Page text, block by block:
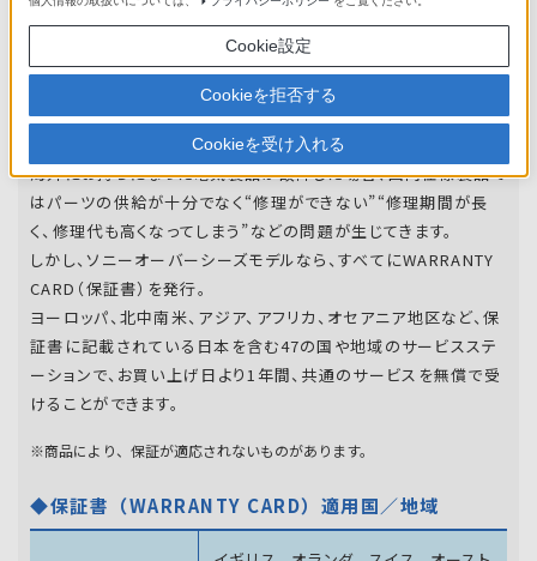
オーバーシーズモデルは、いろいろな国
地域で共通の保証を実施しています。
世界47の国や地域で共通の保証サービスを実施し
ています。
海外にお持ちになった電気製品が故障した場合、国内仕様製品で
はパーツの供給が十分でなく“修理ができない”“修理期間が長
く、修理代も高くなってしまう”などの問題が生じてきます。
しかし、ソニーオーバーシーズモデルなら、すべてにWARRANTY
CARD（保証書）を発行。
ヨーロッパ、北中南米、アジア、アフリカ、オセアニア地区など、保
証書に記載されている日本を含む47の国や地域のサービスステ
ーションで、お買い上げ日より1年間、共通のサービスを無償で受
けることができます。
※商品により、保証が適応されないものがあります。
◆保証書（WARRANTY CARD）適用国／地域
Cookie設定
Cookieを拒否する
Cookieを受け入れる